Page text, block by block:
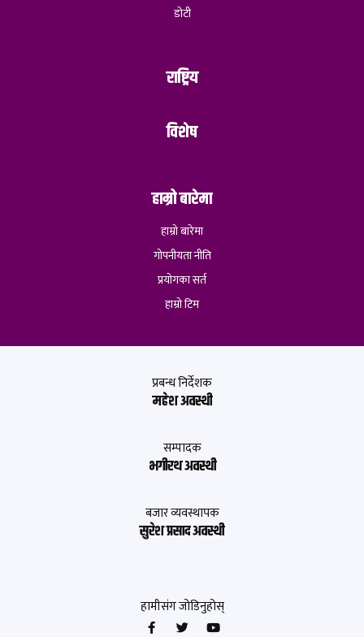
डोटी
राष्ट्रिय
विशेष
हाम्रो बारेमा
हाम्रो बारेमा
गोपनीयता नीति
प्रयोगका सर्त
हाम्रो टिम
प्रबन्ध निर्देशक
महेश अवस्थी
सम्पादक
भगीरथ अवस्थी
बजार व्यवस्थापक
सुरेश प्रसाद अवस्थी
हामीसंग जोडिनुहोस्